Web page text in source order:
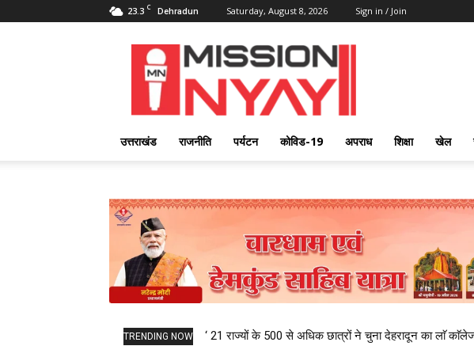
23.3 C Dehradun Saturday, August 8, 2026 Sign in / Join
Mission
Nyay
उत्तराखंड राजनीति पर्यटन कोविड-19 अपराध शिक्षा खेल
TRENDING NOW ‘ 21 राज्यों के 500 से अधिक छात्रों ने चुना देहरादून का लाॅ